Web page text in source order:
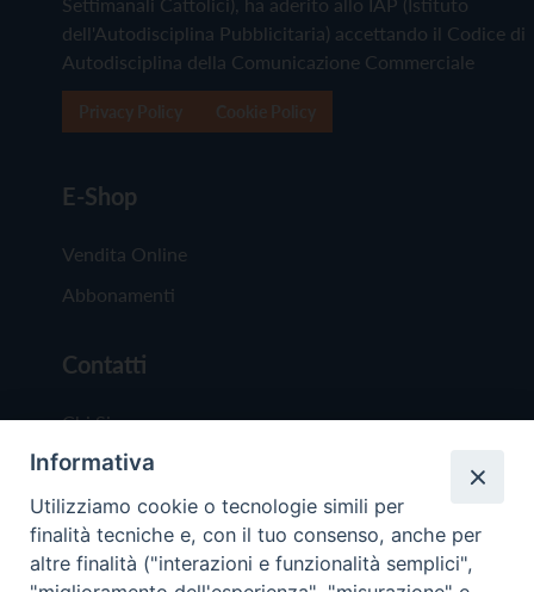
dell'Autodisciplina Pubblicitaria) accettando il Codice di
Autodisciplina della Comunicazione Commerciale
E-Shop
Vendita Online
Abbonamenti
Contatti
Chi Siamo
Redazione
Scrivici
Informativa
Utilizziamo cookie o tecnologie simili per
finalità tecniche e, con il tuo consenso, anche per
altre finalità ("interazioni e funzionalità semplici",